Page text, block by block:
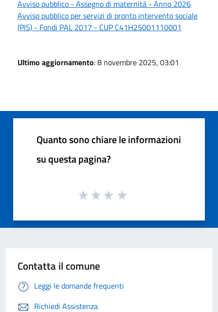
Avviso pubblico - Assegno di maternità - Anno 2026
Avviso pubblico per servizi di pronto intervento sociale
(PIS) - Fondi PAL 2017 - CUP C41H25001110001
Ultimo aggiornamento: 8 novembre 2025, 03:01
Quanto sono chiare le informazioni
su questa pagina?
Contatta il comune
Leggi le domande frequenti
Richiedi Assistenza